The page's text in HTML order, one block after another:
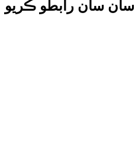
اسان سان رابطو ڪريو